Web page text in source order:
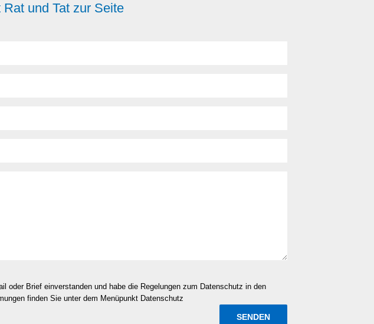
und Tat zur Seite
oder Brief einverstanden und habe die Regelungen zum Datenschutz in den
finden Sie unter dem Menüpunkt Datenschutz